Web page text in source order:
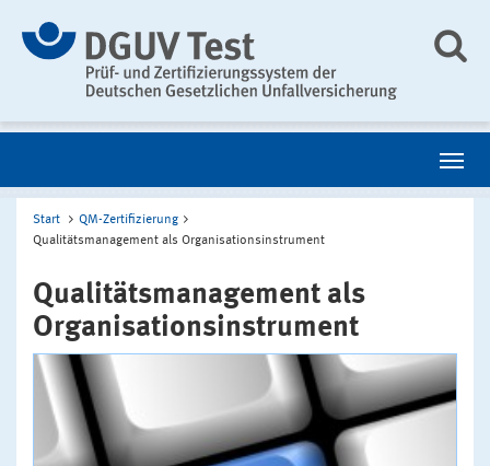
Start
QM-Zertifizierung
Qualitätsmanagement als Organisationsinstrument
Qualitätsmanagement als
Organisationsinstrument